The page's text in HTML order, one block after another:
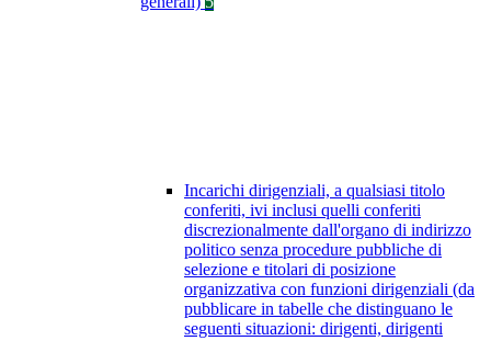
Incarichi dirigenziali, a qualsiasi titolo
conferiti, ivi inclusi quelli conferiti
discrezionalmente dall'organo di indirizzo
politico senza procedure pubbliche di
selezione e titolari di posizione
organizzativa con funzioni dirigenziali (da
pubblicare in tabelle che distinguano le
seguenti situazioni: dirigenti, dirigenti